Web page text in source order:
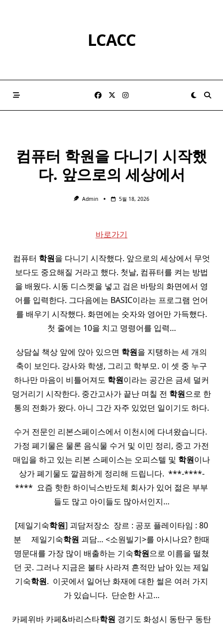
LCACC
컴퓨터 학원을 다니기 시작했
다. 앞으로의 세상에서
Admin 5월 18, 2026
바로가기
컴퓨터 학원을 다니기 시작했다. 앞으로의 세상에서 무엇
보다도 중요해질 거라고 했다. 첫날, 컴퓨터를 켜는 방법
을 배웠다. 시동 디스켓을 넣고 검은 바탕의 화면에서 영
어를 입력한다. 그다음에는 BASIC이라는 프로그램 언어
를 배우기 시작했다. 화면에는 숫자와 영어만 가득했다.
첫 줄에는 10을 치고 명령어를 입력…
상담실 책상 앞에 앉아 있으면 학원을 지탱하는 세 개의
축이 보인다. 강사와 학생, 그리고 학부모. 이 셋 중 누구
하나만 마음이 비틀어져도 학원이라는 공간은 금세 덜커
덩거리기 시작한다. 중간고사가 끝난 며칠 전 학원으로 한
통의 전화가 왔다. 아니 그간 자주 있었던 일이기도 하다.
수거 전문인 리본스페이스에서 이천시에 다녀왔습니다. ​
가정 폐기물은 물론 음식물 수거 및 이민 정리, 중고 가전
매입을 하고 있는 리본 스페이스는 오피스텔 및 학원이나
상가 폐기물도 깔끔하게 정리해 드립니다. ​ ***-****-
**** ​ 요즘 핫한 하이닉스반도체 회사가 있어 젊은 부부
들도 많고 아이들도 많아서인지…
[제일기숙학원] 괴담저장소 ​ 장르 : 공포 플레이타임 : 80
분 ​ ​ ​ ​ 제일기숙학원 괴담… <소원빌기>를 아시나요? 한때
명문대를 가장 많이 배출하는 기숙학원으로 이름을 떨쳤
던 곳. 그러나 지금은 불타 사라져 흔적만 남아 있는 제일
기숙학원. ​ 이곳에서 일어난 화재에 대한 썰은 여러 가지
가 있습니다. ​ 단순한 사고…
카페위바 카페&바리스타학원 경기도 화성시 동탄구 동탄